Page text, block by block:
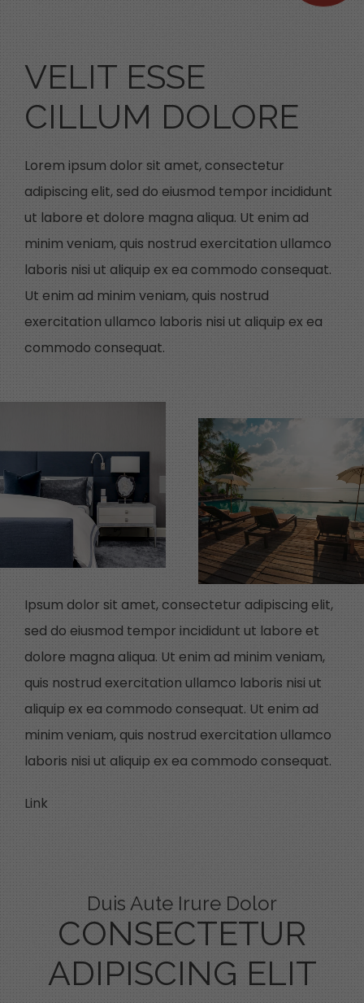
VELIT ESSE
CILLUM DOLORE
Lorem ipsum dolor sit amet, consectetur
adipiscing elit, sed do eiusmod tempor incididunt
ut labore et dolore magna aliqua. Ut enim ad
minim veniam, quis nostrud exercitation ullamco
laboris nisi ut aliquip ex ea commodo consequat.
Ut enim ad minim veniam, quis nostrud
exercitation ullamco laboris nisi ut aliquip ex ea
commodo consequat.
Ipsum dolor sit amet, consectetur adipiscing elit,
sed do eiusmod tempor incididunt ut labore et
dolore magna aliqua. Ut enim ad minim veniam,
quis nostrud exercitation ullamco laboris nisi ut
aliquip ex ea commodo consequat. Ut enim ad
minim veniam, quis nostrud exercitation ullamco
laboris nisi ut aliquip ex ea commodo consequat.
Link
Duis Aute Irure Dolor
CONSECTETUR
ADIPISCING ELIT